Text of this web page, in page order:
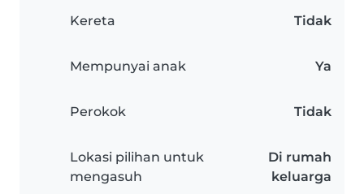
Kereta Tidak
Mempunyai anak Ya
Perokok Tidak
Lokasi pilihan untuk
mengasuh
Di rumah
keluarga